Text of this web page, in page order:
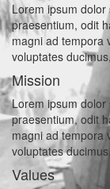
Lorem ipsum
praesentium, odit
magni ad tempora
voluptates
Mission
Lorem ipsum
praesentium, odit
magni ad tempora
voluptates
Values